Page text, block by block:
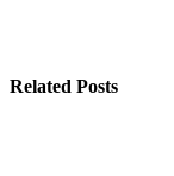
Related Posts